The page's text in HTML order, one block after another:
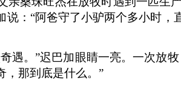
说：“阿爸守了小驴两个多小时
遇。”迟巴加眼睛一亮。一次放
，那到底是什么。”